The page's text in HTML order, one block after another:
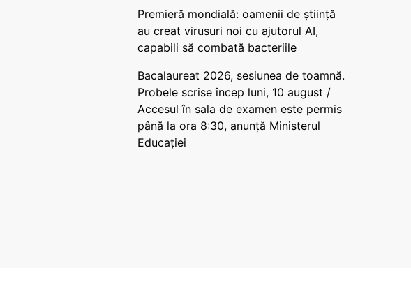
Premieră mondială: oamenii de știință
au creat virusuri noi cu ajutorul AI,
capabili să combată bacteriile
Bacalaureat 2026, sesiunea de toamnă.
Probele scrise încep luni, 10 august /
Accesul în sala de examen este permis
până la ora 8:30, anunță Ministerul
Educației